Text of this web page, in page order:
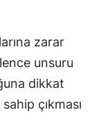
zarar
unsuru
dikkat
çıkması